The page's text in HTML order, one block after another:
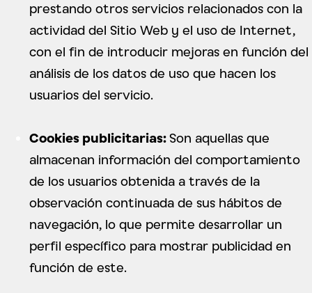
prestando otros servicios relacionados con la
actividad del Sitio Web y el uso de Internet,
con el fin de introducir mejoras en función del
análisis de los datos de uso que hacen los
usuarios del servicio.
Cookies publicitarias:Son aquellas que
almacenan información del comportamiento
de los usuarios obtenida a través de la
observación continuada de sus hábitos de
navegación, lo que permite desarrollar un
perfil específico para mostrar publicidad en
función de este.